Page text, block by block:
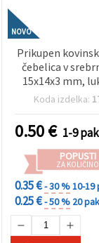
NOVO
Prikupen
čebelica v
15x14x3 mm,
mm – 2
Koda izdelka:
0.50€ 1-9
POPUSTI
ZA KOLIČINO
0.35 €- 30 %10-19
0.25 €- 50 % 20